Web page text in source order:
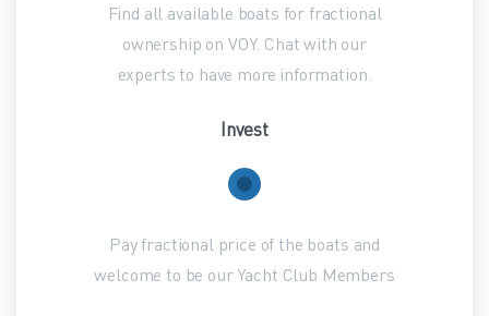
Find all available boats for fractional
ownership on VOY. Chat with our
experts to have more information.
Invest
Pay fractional price of the boats and
welcome to be our Yacht Club Members